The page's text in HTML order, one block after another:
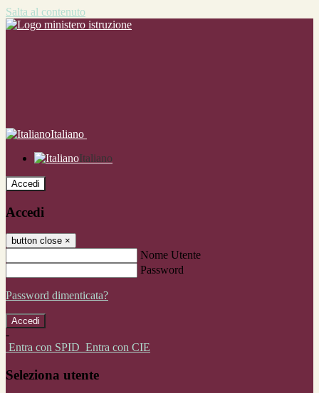
Salta al contenuto
Italiano
Italiano
Accedi
Accedi
button close ×
Nome Utente
Password
Password dimenticata?
-
Entra con SPID Entra con CIE
Seleziona utente